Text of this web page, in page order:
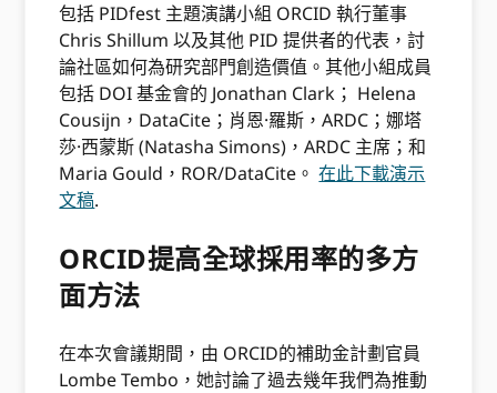
包括 PIDfest 主題演講小組 ORCID 執行董事
Chris Shillum 以及其他 PID 提供者的代表，討
論社區如何為研究部門創造價值。其他小組成員
包括 DOI 基金會的 Jonathan Clark； Helena
Cousijn，DataCite；肖恩·羅斯，ARDC；娜塔
莎·西蒙斯 (Natasha Simons)，ARDC 主席；和
Maria Gould，ROR/DataCite。在此下載演示
文稿.
ORCID提高全球採用率的多方
面方法
在本次會議期間，由 ORCID的補助金計劃官員
Lombe Tembo，她討論了過去幾年我們為推動